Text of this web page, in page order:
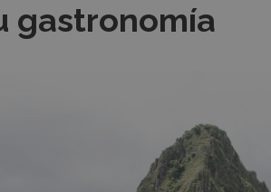
gastronomía